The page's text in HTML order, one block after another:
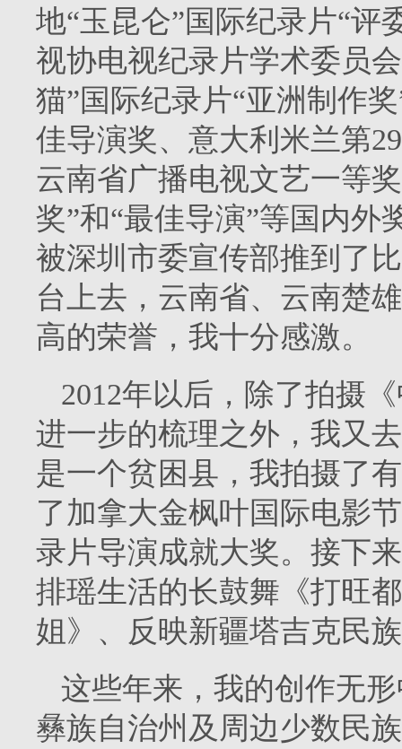
地“玉昆仑”国际纪录片“评
视协电视纪录片学术委员
猫”国际纪录片“亚洲制作
佳导演奖、意大利米兰第
云南省广播电视文艺一等
奖”和“最佳导演”等国内外
被深圳市委宣传部推到了
台上去，云南省、云南楚
高的荣誉，我十分感激。
2012年以后，除了拍摄
进一步的梳理之外，我又
是一个贫困县，我拍摄了
了加拿大金枫叶国际电影
录片导演成就大奖。接下
排瑶生活的长鼓舞《打旺
姐》、反映新疆塔吉克民
这些年来，我的创作无
彝族自治州及周边少数民